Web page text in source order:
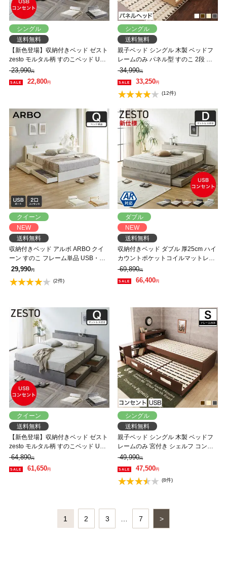
シングル
送料無料
【新色登場】収納付きベッド ゼスト
zesto モルタル柄 すのこベッド USB
コンセント【z有料組立】 引き出し
収納付きベッド シングル フレーム
単品
23,990円
22,800円
シングル
送料無料
親子ベッド シングル 木製 ベッドフ
レームのみ パネル型 すのこ 2段 キ
ャスター 収納 親子ベッド 木製 ツイ
ンベッド 【大型家具配送】
34,990円
33,250円
(12件)
クイーン
NEW
送料無料
収納付きベッド アルボ ARBO クイ
ーン すのこ フレーム単品 USB・コ
ンセント フレーム 引き出し付
29,990円
(2件)
ダブル
NEW
送料無料
収納付きベッド ダブル 厚25cm ハイ
カウントポケットコイルマットレス
付 すのこベッド 収納ベッド 棚 USB
コンセント【z有料組立】
69,890円
66,400円
クイーン
送料無料
【新色登場】収納付きベッド ゼスト
zesto モルタル柄 すのこベッド USB
コンセント【z有料組立】 引き出し
収納付きベッド クイーン 20cm厚 ス
ーパーハード
64,890円
61,650円
シングル
送料無料
親子ベッド シングル 木製 ベッドフ
レームのみ 宮付き シェルフ コンセ
ント USBポート すのこ 2段 キャス
ター 収納 親子ベッド 【大型家具配
送】
49,990円
47,500円
(8件)
1 2 3 7 >